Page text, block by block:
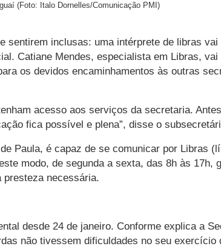
(Foto: Italo Dornelles/Comunicação PMI)
inclusas: uma intérprete de libras
Catiane Mendes, especialista em Libras,
os devidos encaminhamentos às outras
acesso aos serviços da secretaria.
fica possível e plena”, disse o
Paula, é capaz de se comunicar por Libras
modo, de segunda a sexta, das 8h às 17h,
presteza necessária.
desde 24 de janeiro. Conforme explica a
não tivessem dificuldades no seu